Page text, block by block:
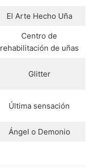
El Arte Hecho Uña
Centro de
rehabilitación de uñas
Glitter
Última sensación
Ángel o Demonio